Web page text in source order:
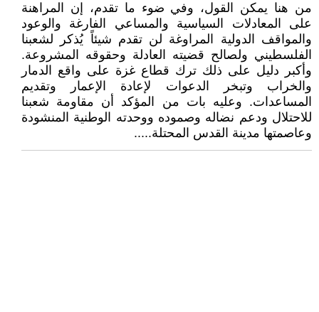
من هنا يمكن القول، وفي ضوء ما تقدم، إن المراهنة
على المعادلات السياسية والمساعي الفارغة والوعود
والمواقف الدولية المراوغة لن تقدم شيئاً يُذكر لشعبنا
الفلسطيني ولصالح قضيته العادلة وحقوقه المشروعة.
وأكبر دليل على ذلك ترك قطاع غزة على واقع الدمار
والخراب وتبخر الدعوات لإعادة الإعمار وتقديم
المساعدات. وعليه بات من المؤكد أن مقاومة شعبنا
للاحتلال ودعم نضاله وصموده ووحدته الوطنية المنشودة
وعاصمتها مدينة القدس المحتلة.....